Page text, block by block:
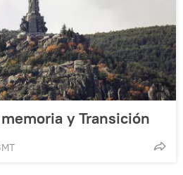
y Transición